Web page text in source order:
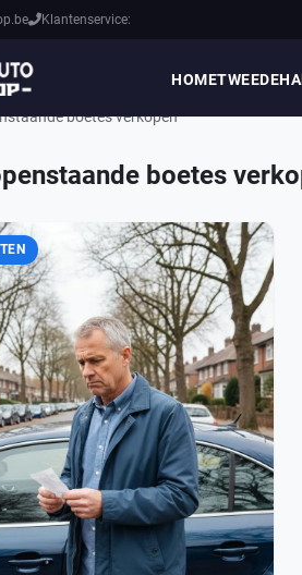
Klantenservice:
HOME
boetes verkopen
boetes